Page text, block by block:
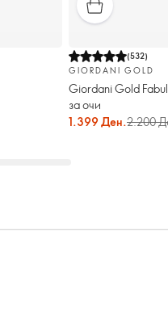
(532)
GIORDANI GOLD
Giordani Gold
за очи
1.399 Ден.2.200